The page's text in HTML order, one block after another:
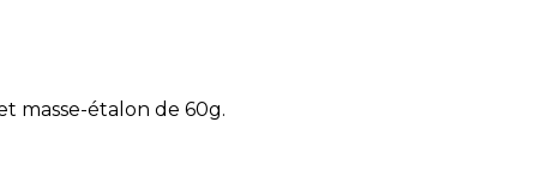
masse-étalon de 60g.